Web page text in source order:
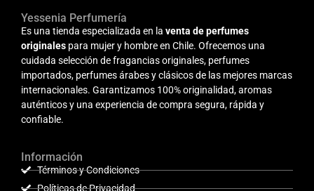
Yessenia Perfumería
Es una tienda especializada en la venta de perfumes
originales para mujer y hombre en Chile. Ofrecemos una
cuidada selección de fragancias originales, perfumes
importados, perfumes árabes y clásicos de las mejores marcas
internacionales. Garantizamos 100% originalidad, aromas
auténticos y una experiencia de compra segura, rápida y
confiable.
Información
Términos y Condiciones
Políticas de Privacidad